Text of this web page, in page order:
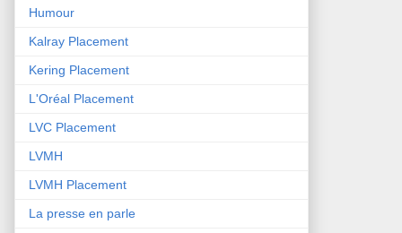
Humour
Kalray Placement
Kering Placement
L'Oréal Placement
LVC Placement
LVMH
LVMH Placement
La presse en parle